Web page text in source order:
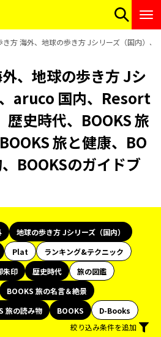
き方 海外、地球の歩き方 Jシリーズ（国内）
、地球の歩き方 Jシ
aruco 国内、Resort
史時代、BOOKS 旅
旅と健康、BO
BOOKSのガイドブ
地球の歩き方 Jシリーズ（国内）
Plat
ランキング&テクニック
朱印 歴史時代
旅の図鑑
BOOKS 旅の名言＆絶景
旅の読み物 BOOKS
D-Books
絞り込み条件を追加